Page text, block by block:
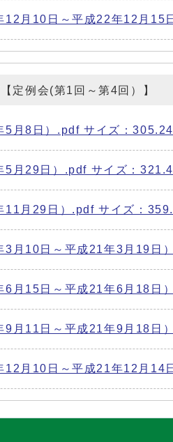
12月10日～平成22年12月
定例会(第1回～第4回）】
5月8日）.pdf サイズ：
5月29日）.pdf サイズ：
11月29日）.pdf サイズ：
3月10日～平成21年3月19日
6月15日～平成21年6月18日
9月11日～平成21年9月18日
12月10日～平成21年12月